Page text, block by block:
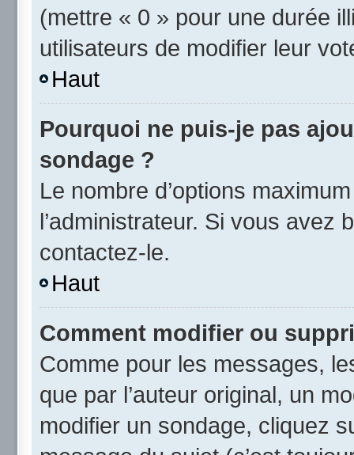
(mettre « 0 » pour une durée
utilisateurs de modifier leur
Haut
Pourquoi ne puis-je pas
sondage ?
Le nombre d’options
l’administrateur. Si vous avez
contactez-le.
Haut
Comment modifier ou
Comme pour les messages,
que par l’auteur original, un
modifier un sondage, cliquez